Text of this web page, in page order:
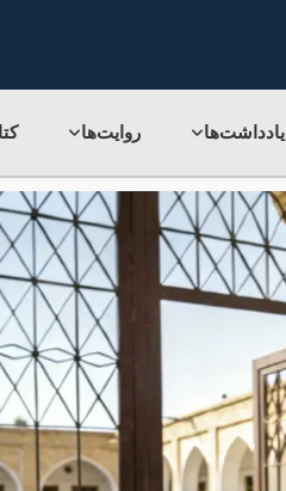
یادداشت‌ها روایت‌ها